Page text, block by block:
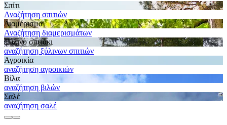
Σπίτι
Αναζήτηση σπιτιών
Διαμέρισμα
Αναζήτηση διαμερισμάτων
Ξύλινο σπιτάκι
αναζήτηση ξύλινων σπιτιών
Αγροικία
αναζήτηση αγροικιών
Βίλα
αναζήτηση βιλών
Σαλέ
αναζήτηση σαλέ